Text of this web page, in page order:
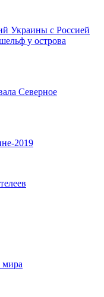
Украины с Россией
у острова
Северное
2019
мира